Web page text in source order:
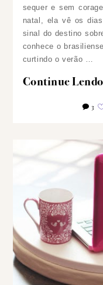
sequer e sem
natal, ela vê os dias
sinal do destino
conhece o
curtindo o verão …
Continue
3